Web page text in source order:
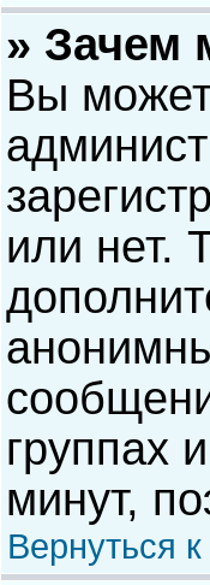
» Зачем
Вы
или нет.
группах
минут,
Вернуться